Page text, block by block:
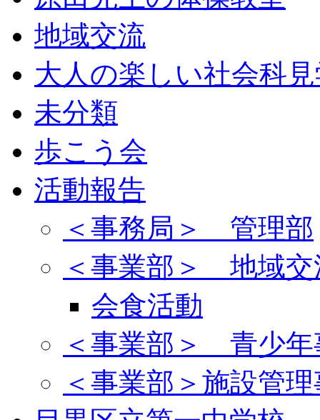
地域交流
大人の楽しい社会科
未分類
歩こう会
活動報告
＜事務局＞ 管理部
＜事業部＞ 地域交
会食活動
＜事業部＞ 青少年
＜事業部＞施設管